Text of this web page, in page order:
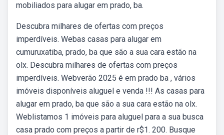
mobiliados para alugar em prado, ba.
Descubra milhares de ofertas com preços
imperdíveis. Webas casas para alugar em
cumuruxatiba, prado, ba que são a sua cara estão na
olx. Descubra milhares de ofertas com preços
imperdíveis. Webverão 2025 é em prado ba , vários
imóveis disponíveis aluguel e venda !!! As casas para
alugar em prado, ba que são a sua cara estão na olx.
Weblistamos 1 imóveis para aluguel para a sua busca
casa prado com preços a partir de r$1. 200. Busque